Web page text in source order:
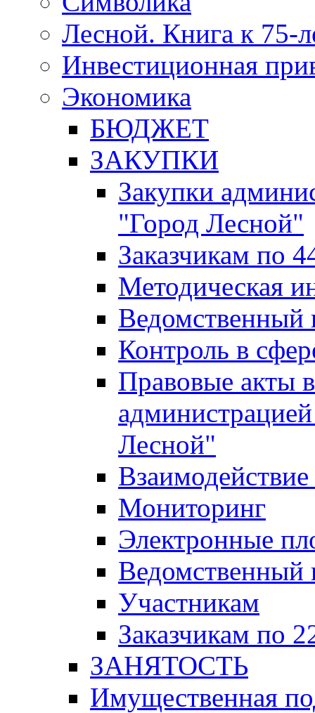
Лесной. Книга к 75-
Инвестиционная
Экономика
БЮДЖЕТ
ЗАКУПКИ
Закупки
"Город Лесной"
Заказчикам по
Методическая
Ведомственный
Контроль в
Правовые акты
Лесной"
Мониторинг
Электронные
Ведомственный
Участникам
Заказчикам по
ЗАНЯТОСТЬ
Имущественная